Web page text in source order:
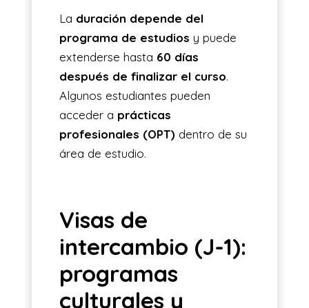
La duración depende del
programa de estudios y puede
extenderse hasta 60 días
después de finalizar el curso.
Algunos estudiantes pueden
acceder a prácticas
profesionales (OPT) dentro de su
área de estudio.
Visas de
intercambio (J-1):
programas
culturales y